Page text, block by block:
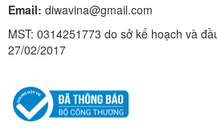
Email: diwavina@gmail.com
MST: 0314251773 do sở kế hoạch và
27/02/2017